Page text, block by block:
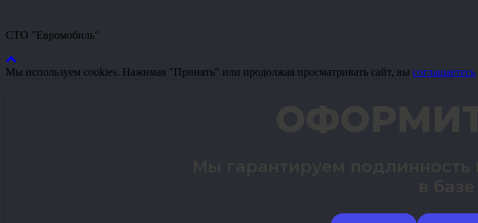
СТО "Евромобиль"
Мы используем cookies. Нажимая "Принять" или продолжая просматривать сайт, вы соглашаетесь